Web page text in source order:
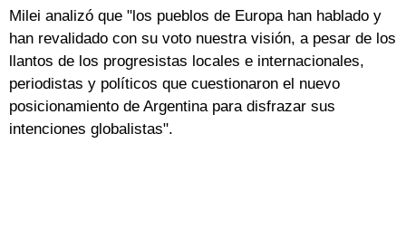
Milei analizó que "los pueblos de Europa han hablado y
han revalidado con su voto nuestra visión, a pesar de los
llantos de los progresistas locales e internacionales,
periodistas y políticos que cuestionaron el nuevo
posicionamiento de Argentina para disfrazar sus
intenciones globalistas".